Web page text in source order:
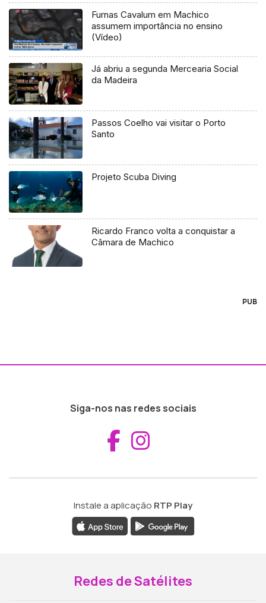
Furnas Cavalum em Machico
assumem importância no ensino
(Vídeo)
Já abriu a segunda Mercearia Social
da Madeira
Passos Coelho vai visitar o Porto
Santo
Projeto Scuba Diving
Ricardo Franco volta a conquistar a
Câmara de Machico
PUB
Siga-nos nas redes sociais
Aceder ao
Instale a aplicação RTP Play
Redes de Satélites